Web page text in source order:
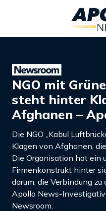
NGO mit
steht hinter
Afghanen –
Die NGO „Kabul
Klagen von Afghanen,
Die Organisation hat ein
Firmenkonstrukt hinter
darum, die Verbindung zu
Apollo News-
Newsroom.